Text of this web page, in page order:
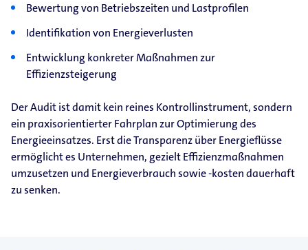
Bewertung von Betriebszeiten und Lastprofilen
Identifikation von Energieverlusten
Entwicklung konkreter Maßnahmen zur
Effizienzsteigerung
Der Audit ist damit kein reines Kontrollinstrument, sondern
ein praxisorientierter Fahrplan zur Optimierung des
Energieeinsatzes. Erst die Transparenz über Energieflüsse
ermöglicht es Unternehmen, gezielt Effizienzmaßnahmen
umzusetzen und Energieverbrauch sowie -kosten dauerhaft
zu senken.